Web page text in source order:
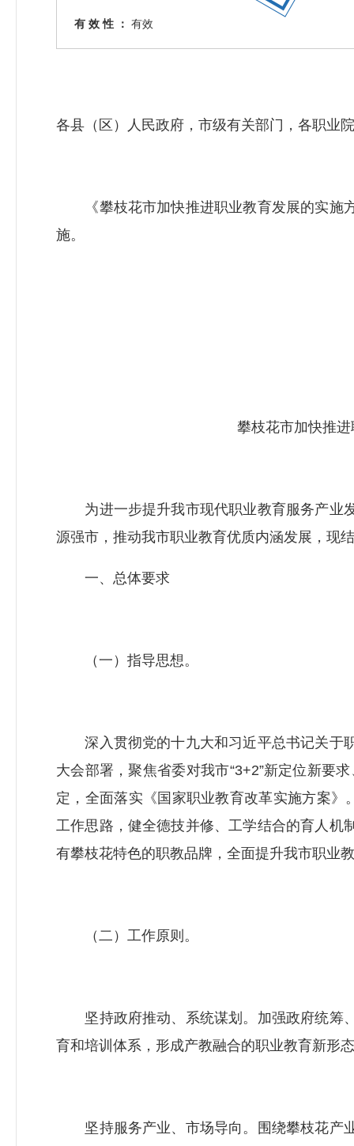
有 效 性 ： 有效
各县（区）人民政府，市级有关部门，各职业
《攀枝花市加快推进职业教育发展的实施
施。
攀枝花市加快推
为进一步提升我市现代职业教育服务产业
源强市，推动我市职业教育优质内涵发展，现
一、总体要求
（一）指导思想。
深入贯彻党的十九大和习近平总书记关于
大会部署，聚焦省委对我市“3+2”新定位新要
定，全面落实《国家职业教育改革实施方案》
工作思路，健全德技并修、工学结合的育人机
有攀枝花特色的职教品牌，全面提升我市职业
（二）工作原则。
坚持政府推动、系统谋划。加强政府统筹
育和培训体系，形成产教融合的职业教育新形
坚持服务产业、市场导向。围绕攀枝花产